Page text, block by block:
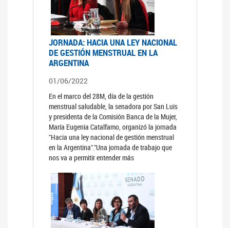
JORNADA: HACIA UNA LEY NACIONAL
DE GESTIÓN MENSTRUAL EN LA
ARGENTINA
01/06/2022
En el marco del 28M, día de la gestión
menstrual saludable, la senadora por San Luis
y presidenta de la Comisión Banca de la Mujer,
María Eugenia Catalfamo, organizó la jornada
"Hacia una ley nacional de gestión menstrual
en la Argentina"."Una jornada de trabajo que
nos va a permitir entender más